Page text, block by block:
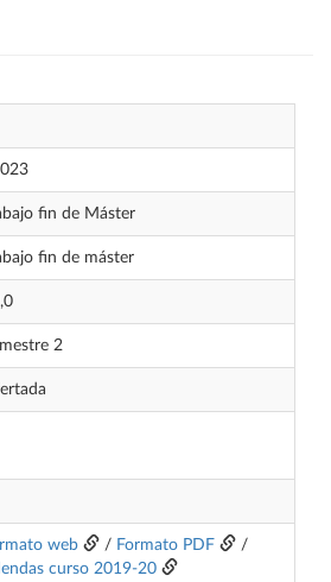
fin de Máster
fin de máster
2
web / Formato PDF
/
curso 2019-20